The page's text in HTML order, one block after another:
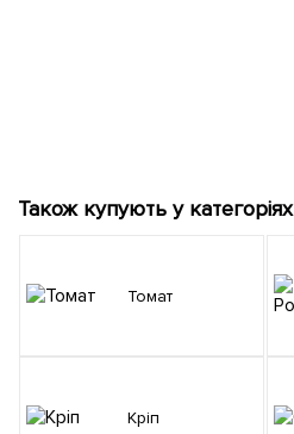
Також купують у категоріях
Томат
Кріп